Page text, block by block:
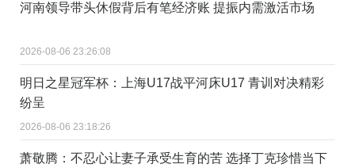
河南领导带头休假背后有笔经济账 提振内需激活市场
2026-08-06 23:26:08
明日之星冠军杯：上海U17战平河床U17 青训对决精彩
纷呈
2026-08-06 23:18:26
萧敬腾：不忍心让妻子承受生育的苦 选择丁克珍惜当下